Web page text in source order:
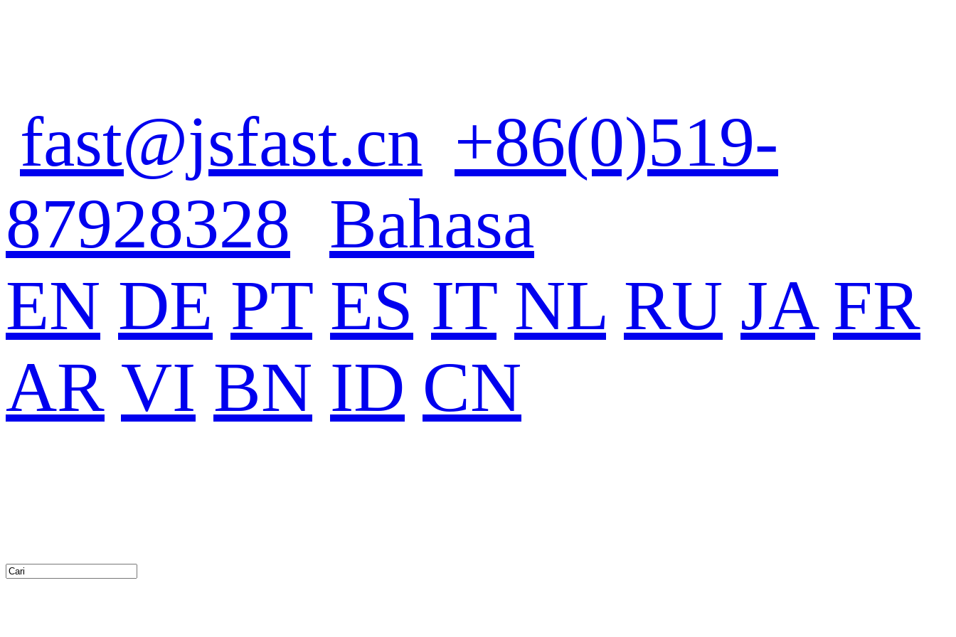
fast@jsfast.cn +86(0)519-
87928328 Bahasa
EN DE PT ES IT NL RU JA FR
AR VI BN ID CN